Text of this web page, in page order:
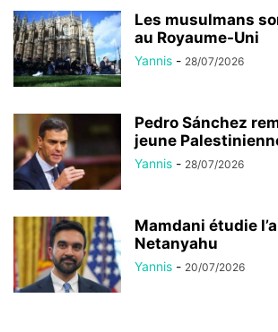
Les musulmans
au Royaume-Uni
Yannis - 28/07/2026
Pedro Sánchez
jeune
Yannis - 28/07/2026
Mamdani étudie
Netanyahu
Yannis - 20/07/2026